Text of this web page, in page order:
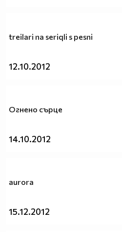
treilari na seriqli s pesni
12.10.2012
Огнено сърце
14.10.2012
aurora
15.12.2012